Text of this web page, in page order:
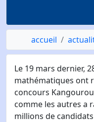
accueil
Le 19 mars dernier,
mathématiques ont
concours
comme les autres a
millions de